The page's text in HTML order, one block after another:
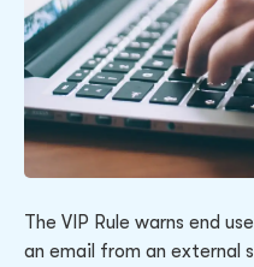
The VIP Rule warns end
an email from an external